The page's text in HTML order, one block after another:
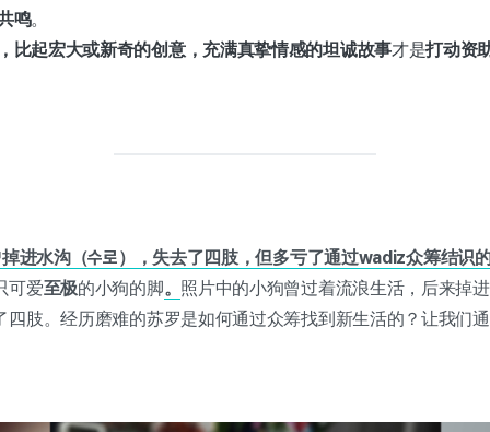
鸣。
比起宏大或新奇的创意，充满真挚情感的坦诚故事才是打动资
进水沟（수로），失去了四肢，但多亏了通过wadiz众筹结识
可爱至极的小狗的脚。 照片中的小狗曾过着流浪生活，后来掉
四肢。经历磨难的苏罗是如何通过众筹找到新生活的？让我们